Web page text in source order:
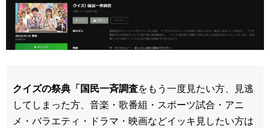
クイズの祭典「国民一斉調査をもう一度見たい方、見逃
してしまった方、音楽・歌番組・スポーツ試合・アニ
メ・バラエティ・ドラマ・映画などイッキ見したい方は